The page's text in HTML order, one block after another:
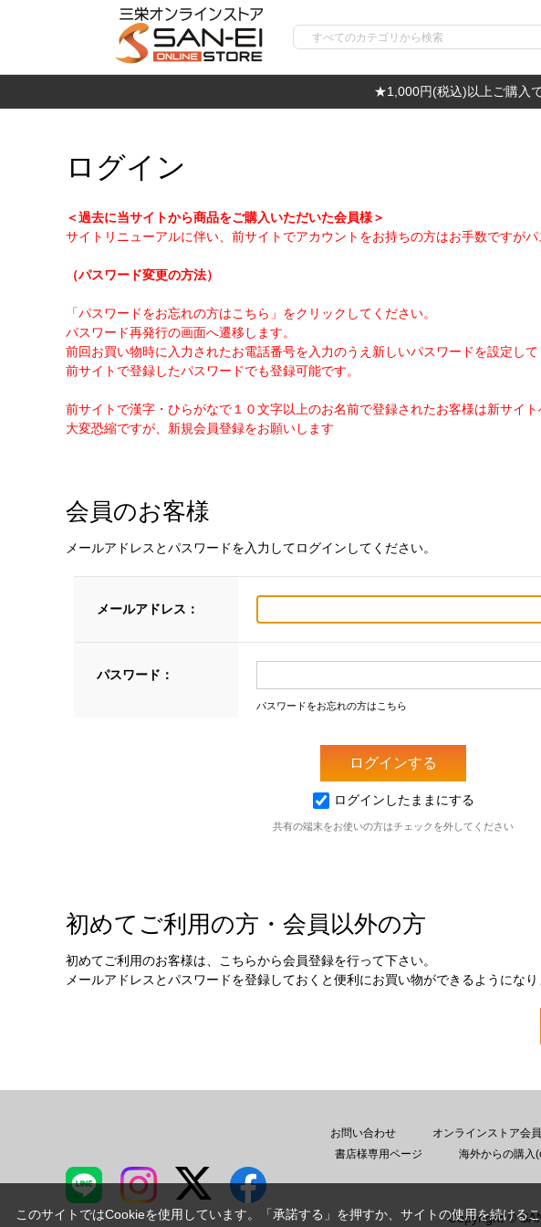
★1,000円(税込)以上ご購
ログイン
＜過去に当サイトから商品をご購入いただいた会員様＞
サイトリニューアルに伴い、前サイトでアカウントをお持ちの方はお手数ですがパ
（パスワード変更の方法）
「パスワードをお忘れの方はこちら」をクリックしてください。
パスワード再発行の画面へ遷移します。
前回お買い物時に入力されたお電話番号を入力のうえ新しいパスワードを設定して
前サイトで登録したパスワードでも登録可能です。
前サイトで漢字・ひらがなで１０文字以上のお名前で登録されたお客様は新サイト
大変恐縮ですが、新規会員登録をお願いします
会員のお客様
メールアドレスとパスワードを入力してログインしてください。
メールアドレス：
パスワード：
パスワードをお忘れの方はこちら
ログインしたままにする
共有の端末をお使いの方はチェックを外してください
初めてご利用の方・会員以外の方
初めてご利用のお客様は、こちらから会員登録を行って下さい。
メールアドレスとパスワードを登録しておくと便利にお買い物ができるようになり
お問い合わせ
オンラインストア会
書店様専用ページ
海外からの購入
Copyright ©
このサイトではCookieを使用しています。「承諾する」を押すか、サイトの使用を続ける